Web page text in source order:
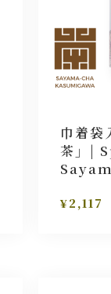
巾着袋
茶」|
¥2,117